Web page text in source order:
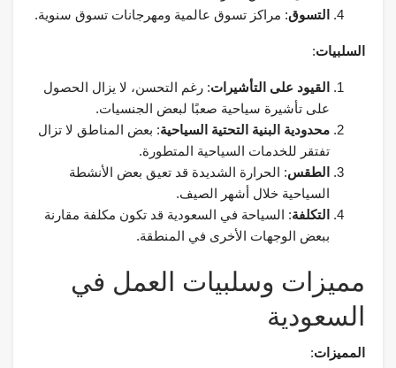
التسوق: مراكز تسوق عالمية ومهرجانات تسوق سنوية.
السلبيات:
القيود على التأشيرات: رغم التحسن، لا يزال الحصول
على تأشيرة سياحية صعبًا لبعض الجنسيات.
محدودية البنية التحتية السياحية: بعض المناطق لا تزال
تفتقر للخدمات السياحية المتطورة.
الطقس: الحرارة الشديدة قد تعيق بعض الأنشطة
السياحية خلال أشهر الصيف.
التكلفة: السياحة في السعودية قد تكون مكلفة مقارنة
ببعض الوجهات الأخرى في المنطقة.
مميزات وسلبيات العمل في
السعودية
المميزات: